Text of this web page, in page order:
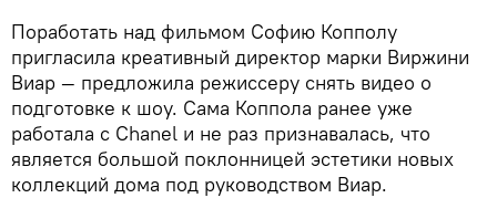
Поработать над фильмом Софию Копполу
пригласила креативный директор марки Виржини
Виар — предложила режиссеру снять видео о
подготовке к шоу. Сама Коппола ранее уже
работала с Chanel и не раз признавалась, что
является большой поклонницей эстетики новых
коллекций дома под руководством Виар.